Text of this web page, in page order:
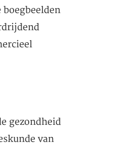
gezondheid
van